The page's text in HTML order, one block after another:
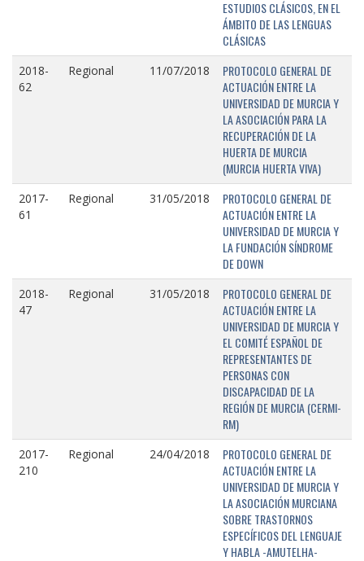
ESTUDIOS CLÁSICOS, EN EL
ÁMBITO DE LAS LENGUAS
CLÁSICAS
2018-
62
Regional 11/07/2018
PROTOCOLO GENERAL DE
ACTUACIÓN ENTRE LA
UNIVERSIDAD DE MURCIA Y
LA ASOCIACIÓN PARA LA
RECUPERACIÓN DE LA
HUERTA DE MURCIA
(MURCIA HUERTA VIVA)
2017-
61
Regional 31/05/2018
PROTOCOLO GENERAL DE
ACTUACIÓN ENTRE LA
UNIVERSIDAD DE MURCIA Y
LA FUNDACIÓN SÍNDROME
DE DOWN
2018-
47
Regional 31/05/2018
PROTOCOLO GENERAL DE
ACTUACIÓN ENTRE LA
UNIVERSIDAD DE MURCIA Y
EL COMITÉ ESPAÑOL DE
REPRESENTANTES DE
PERSONAS CON
DISCAPACIDAD DE LA
REGIÓN DE MURCIA (CERMI-
RM)
2017-
210
Regional 24/04/2018
PROTOCOLO GENERAL DE
ACTUACIÓN ENTRE LA
UNIVERSIDAD DE MURCIA Y
LA ASOCIACIÓN MURCIANA
SOBRE TRASTORNOS
ESPECÍFICOS DEL LENGUAJE
Y HABLA -AMUTELHA-